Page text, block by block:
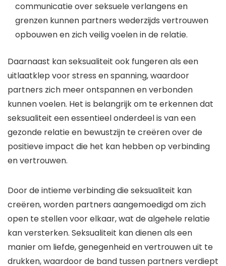
communicatie over seksuele verlangens en
grenzen kunnen partners wederzijds vertrouwen
opbouwen en zich veilig voelen in de relatie.
Daarnaast kan seksualiteit ook fungeren als een
uitlaatklep voor stress en spanning, waardoor
partners zich meer ontspannen en verbonden
kunnen voelen. Het is belangrijk om te erkennen dat
seksualiteit een essentieel onderdeel is van een
gezonde relatie en bewustzijn te creëren over de
positieve impact die het kan hebben op verbinding
en vertrouwen.
Door de intieme verbinding die seksualiteit kan
creëren, worden partners aangemoedigd om zich
open te stellen voor elkaar, wat de algehele relatie
kan versterken. Seksualiteit kan dienen als een
manier om liefde, genegenheid en vertrouwen uit te
drukken, waardoor de band tussen partners verdiept